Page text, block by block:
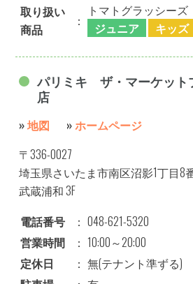
取り扱い
商品
：
トマトグラッシーズ
ジュニア
キッズ
パリミキ ザ・マーケット
店
»地図 »ホームページ
〒336-0027
埼玉県さいたま市南区沼影1丁目8番
武蔵浦和 3F
電話番号
： 048-621-5320
営業時間
： 10:00～20:00
定休日
： 無(テナント準ずる)